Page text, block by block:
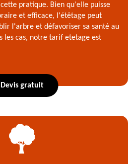
pratique. Bien qu'elle puisse
et efficace, l'étêtage peut
l'arbre et défavoriser sa santé au
les cas, notre tarif etetage est
Devis gratuit